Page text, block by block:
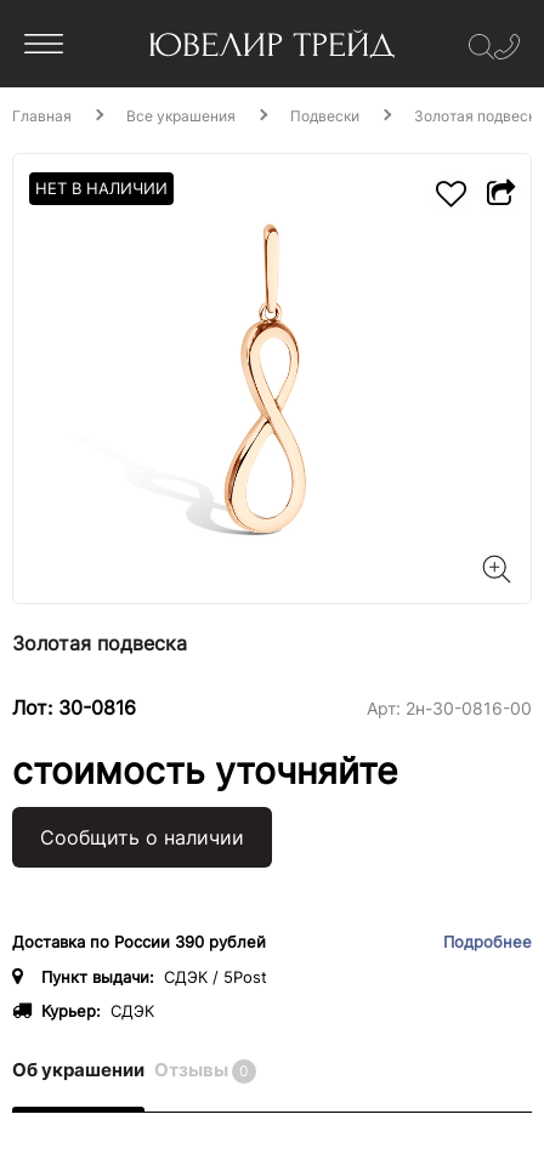
Главная Все украшения Подвески Золотая подвеска
НЕТ В НАЛИЧИИ
Золотая подвеска
Лот: 30-0816 Арт: 2н-30-0816-00
стоимость уточняйте
Сообщить о наличии
Доставка по России 390 рублей
Подробнее
Пункт выдачи: СДЭК / 5Post
Курьер: СДЭК
Об украшении Отзывы 0